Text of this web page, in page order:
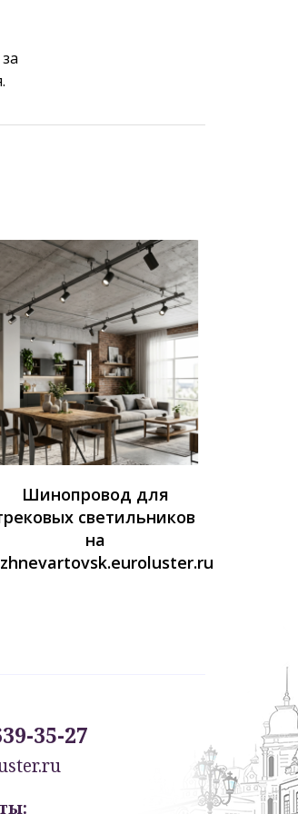
Шинопровод для
светильников
на
35-27